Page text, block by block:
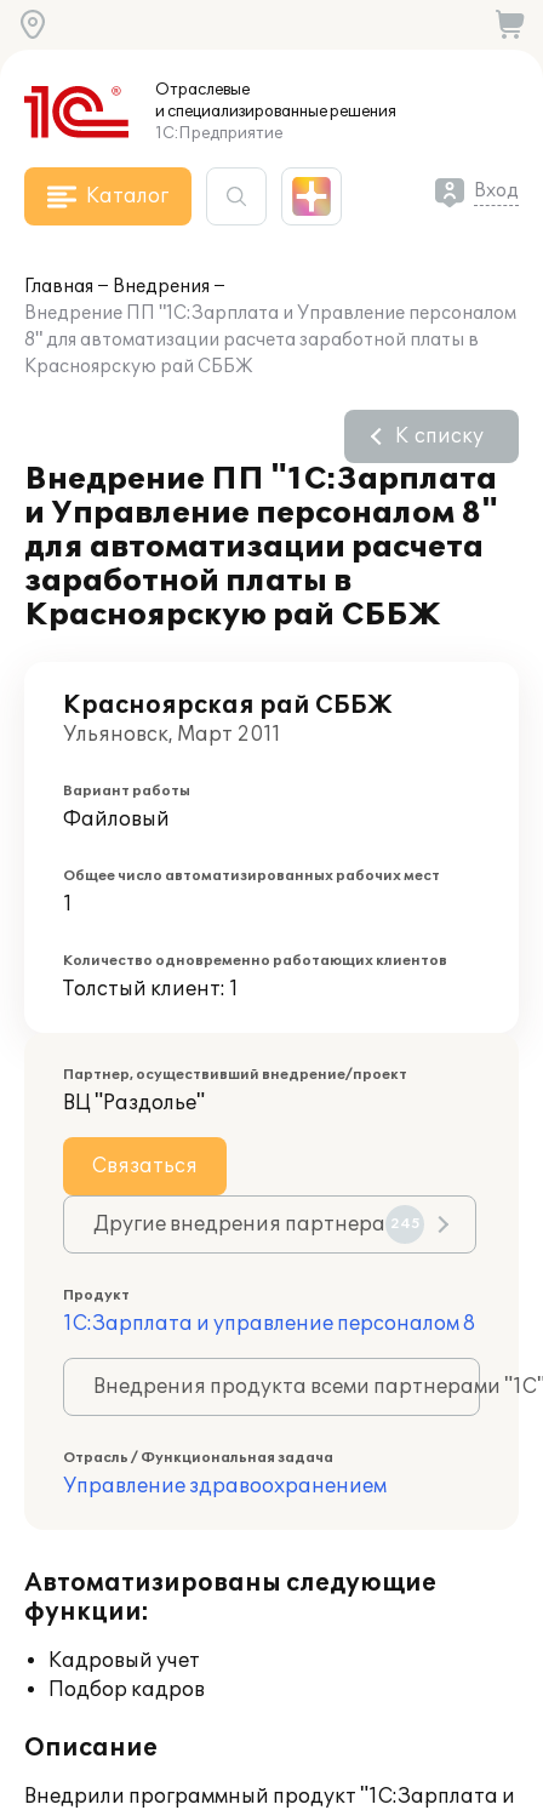
Отраслевые
и специализированныерешения
1С:Предприятие
Каталог Вход
Главная
Внедрения
Внедрение ПП "1С:Зарплата и Управление персоналом
8" для автоматизации расчета заработной платы в
Красноярскую рай СББЖ
Внедрение ПП "1С:Зарплата
и Управление персоналом 8"
для автоматизации расчета
заработной платы в
Красноярскую рай СББЖ
К списку
Красноярская рай СББЖ
Ульяновск, Март 2011
Вариант работы
Файловый
Общее число автоматизированных рабочих мест
1
Количество одновременно работающих клиентов
Толстый клиент: 1
Партнер, осуществивший внедрение/проект
ВЦ "Раздолье"
Связаться
Другие внедрения партнера 245
Продукт
1С:Зарплата и управление персоналом 8
Внедрения продукта всеми партнерами
Отрасль / Функциональная задача
Управление здравоохранением
Автоматизированы следующие
функции:
Кадровый учет
Подбор кадров
Описание
Внедрили программный продукт "1С:Зарплата и